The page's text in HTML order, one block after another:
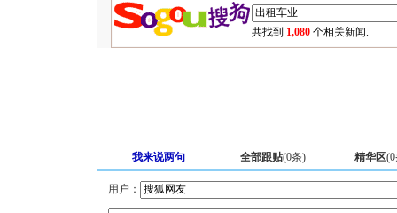
共找到 1,080 个相关新闻.
我来说两句 全部跟贴(0条) 精华区(0
用户：